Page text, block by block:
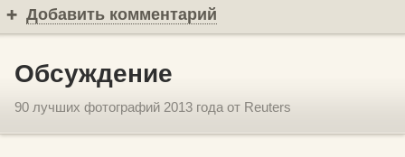
Добавить комментарий
Обсуждение
90 лучших фотографий 2013 года от Reuters